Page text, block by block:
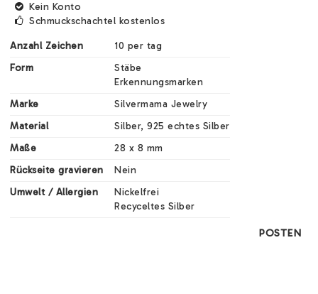
Kein Konto
Schmuckschachtel kostenlos
Anzahl Zeichen
10 per tag
Form
Stäbe
Erkennungsmarken
Marke
Silvermama Jewelry
Material
Silber, 925 echtes Silber
Maße
28 x 8 mm
Rückseite gravieren
Nein
Umwelt / Allergien
Nickelfrei
Recyceltes Silber
POSTEN